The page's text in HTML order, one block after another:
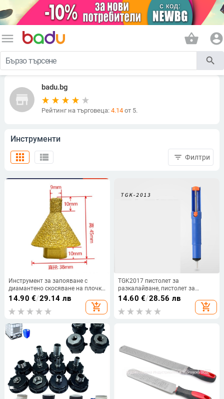
menu shopping_basket account_circle
search
store
badu.bg
Рейтинг на търговеца: 4.14от 5.
Инструменти
view_list
apps filter_list Филтри
Инструмент за запояване с
диамантено скосяване на плочки
мрамор райбер ъглошлайф
скосяване шлифовъчно свредло
шлифовъчна глава на едро
14.90 €/29.14 лв
add_shopping_cart
TGK2017 пистолет за
разкалайване, пистолет за
разкалайване, екстрактор за
калаена шлака с двоен пръстен,
въздушно разкалайване, помпа
14.60 €/28.56 лв
add_shopping_cart